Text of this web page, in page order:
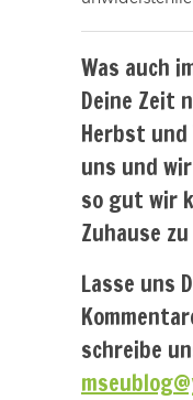
Was auch
Deine Zeit
Herbst
uns und
so gut wir
Zuhause
Lasse uns
schreibe